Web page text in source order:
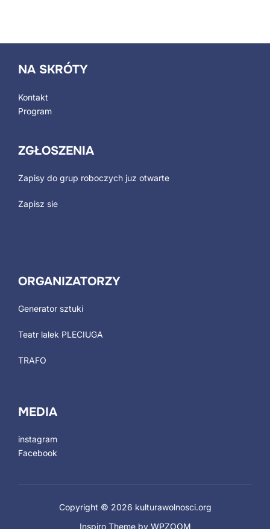
NA SKRÓTY
Kontakt
Program
ZGŁOSZENIA
Zapisy do grup roboczych juz otwarte
Zapisz sie
ORGANIZATORZY
Generator sztuki
Teatr lalek PLECIUGA
TRAFO
MEDIA
instagram
Facebook
Copyright © 2026 kulturawolnosci.org
Inspiro Themeby WPZOOM